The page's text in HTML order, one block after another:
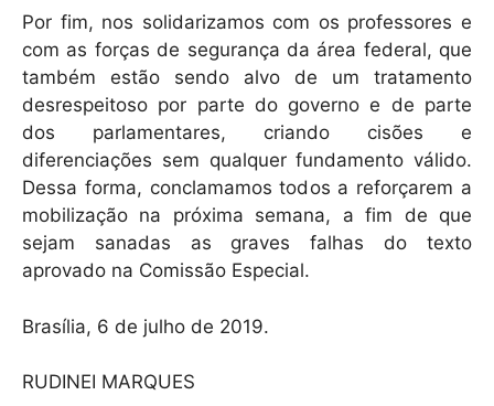
Por fim, nos solidarizamos com os professores e
com as forças de segurança da área federal, que
também estão sendo alvo de um tratamento
desrespeitoso por parte do governo e de parte
dos parlamentares, criando cisões e
diferenciações sem qualquer fundamento válido.
Dessa forma, conclamamos todos a reforçarem a
mobilização na próxima semana, a fim de que
sejam sanadas as graves falhas do texto
aprovado na Comissão Especial.
Brasília, 6 de julho de 2019.
RUDINEI MARQUES